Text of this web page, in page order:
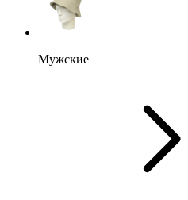
Мужские